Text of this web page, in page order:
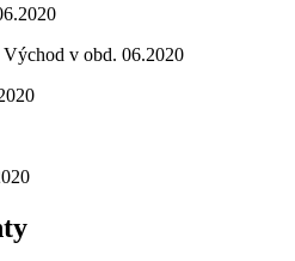
v obd. 06.2020